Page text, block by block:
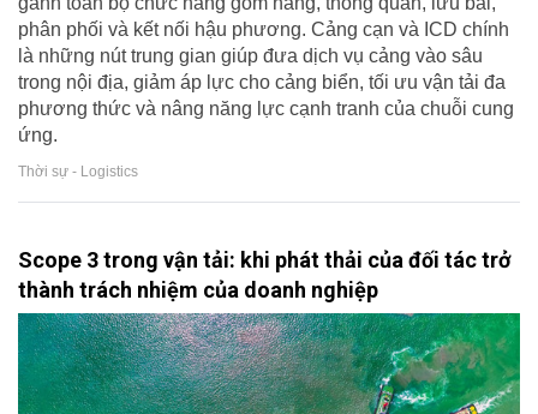
phân phối và kết nối hậu phương. Cảng cạn và ICD chính
là những nút trung gian giúp đưa dịch vụ cảng vào sâu
trong nội địa, giảm áp lực cho cảng biển, tối ưu vận tải đa
phương thức và nâng năng lực cạnh tranh của chuỗi cung
ứng.
Thời sự - Logistics
Scope 3 trong vận tải: khi phát thải của đối tác trở
thành trách nhiệm của doanh nghiệp